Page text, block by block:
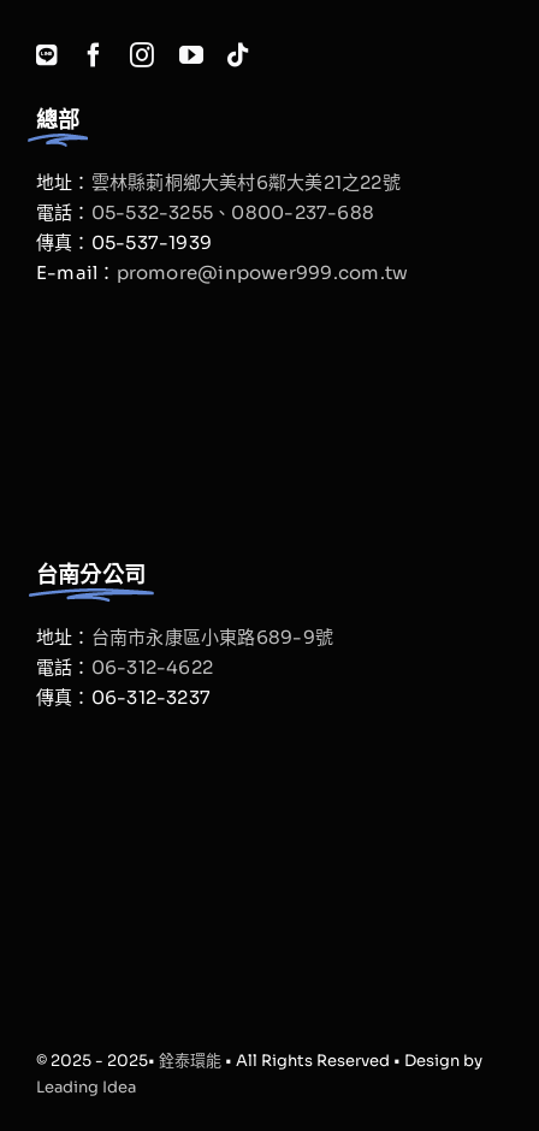
總部
地址： 雲林縣莿桐鄉大美村6鄰大美21之22號
電話： 05-532-3255、 0800-237-688
傳真：05-537-1939
E-mail： promore@inpower999.com.tw
台南分公司
地址： 台南市永康區小東路689-9號
電話： 06-312-4622
傳真：06-312-3237
© 2025 - 2025• 銓泰環能• All Rights Reserved • Design by
Leading Idea